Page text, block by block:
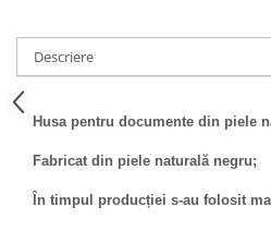
Descriere
Husa pentru documente din piele
Fabricat din piele naturală negru;
În timpul producției s-au folosit